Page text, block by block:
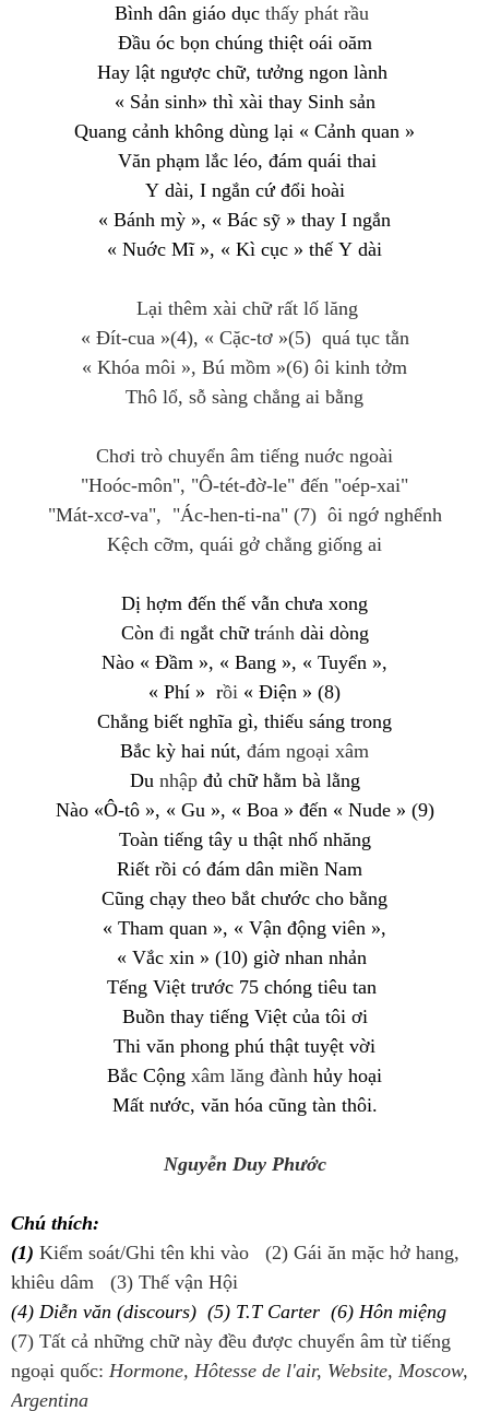
Bình dân giáo dục thấy phát rầu
Đầu óc bọn chúng thiệt oái oăm
Haylật ngược chữ, tưởng ngon lành
« Sản sinh» thì xài thay Sinh sản
Quang cảnh không dùng lại « Cảnh quan »
Văn phạm lắc léo, đám quái thai
Y dài, I ngắn cứ đổi hoài
« Bánh mỳ », « Bác sỹ » thay I ngắn
« Nuớc Mĩ», « Kì cục » thếY dài
Lại thêm xài chữ rất lố lăng
« Đít-cua »(4), « Cặc-tơ »(5) quá tục tằn
« Khóa môi », Bú mồm »(6) ôi kinh tởm
Thô lổ, sỗ sàng chẳng ai bằng
Chơi trò chuyển âm tiếng nuớc ngoài
"Hoóc-môn", "Ô-tét-đờ-le" đến "oép-xai"
"Mát-xcơ-va", "Ác-hen-ti-na" (7) ôi ngớ nghểnh
Kệch cỡm, quái gở chẳng giống ai
Dị hợm đến thế vẫn chưa xong
Còn đi ngắtchữ tránh dài dòng
Nào « Đầm », « Bang », « Tuyển »,
« Phí » rồi « Điện » (8)
Chẳng biết nghĩa gì, thiếu sáng trong
Bắc kỳ hai nút, đám ngoại xâm
Du nhậpđủ chữ hằm bà lằng
Nào «Ô-tô », « Gu », « Boa » đến « Nude» (9)
Toàn tiếng tâyu thật nhố nhăng
Riết rồi có đám dân miền Nam
Cũng chạy theo bắt chước cho bằng
« Tham quan », « Vận động viên »,
« Vắc xin » (10) giờ nhan nhản
Tếng Việt trước 75 chóng tiêu tan
Buồn thay tiếng Việt của tôi ơi
Thi văn phong phú thật tuyệt vời
Bắc Cộng xâm lăng đành hủy hoại
Mấtnước, văn hóa cũng tàn thôi.
Nguyễn Duy Phước
Chú thích:
(1) Kiểm soát/Ghi tên khi vào (2) Gái ăn mặc hở hang,
khiêu dâm (3) Thế vận Hội
(4) Diễn văn (discours) (5) T.T Carter (6) Hôn miệng
(7) Tất cả những chữ này đều được chuyển âm từ tiếng
ngoại quốc: Hormone, Hôtesse de l'air, Website, Moscow,
Argentina